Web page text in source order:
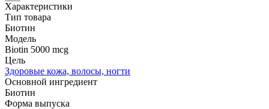
Характеристики
Тип товара
Биотин
Модель
Biotin 5000 mcg
Цель
Здоровые кожа, волосы, ногти
Основной ингредиент
Биотин
Форма выпуска